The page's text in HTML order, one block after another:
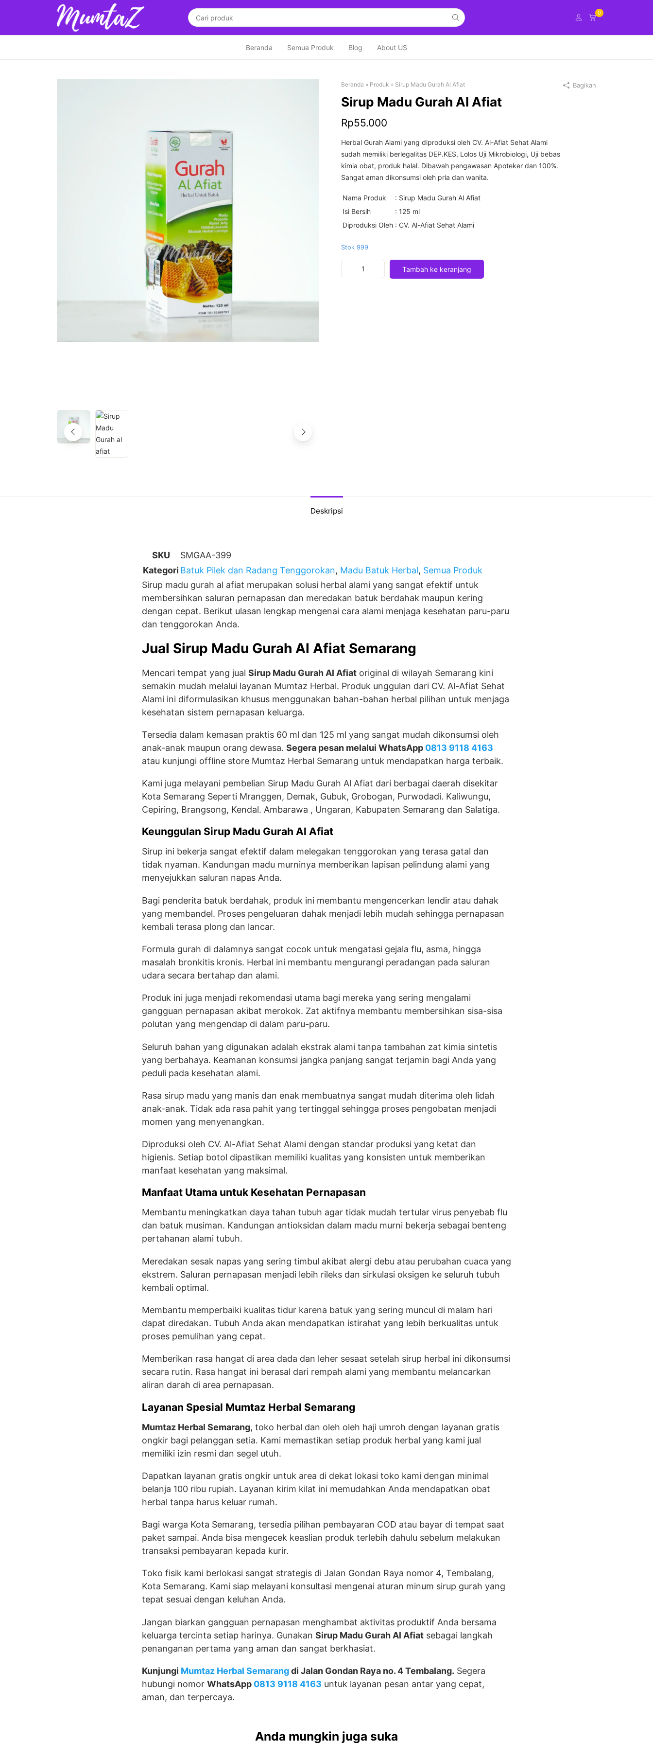
0
Beranda Semua Produk Blog About US
Beranda » Produk » Sirup Madu Gurah Al Afiat
Sirup Madu Gurah Al Afiat
Rp55.000
Herbal Gurah Alami yang diproduksi oleh CV. Al-Afiat Sehat Alami
sudah memiliki berlegalitas DEP.KES, Lolos Uji Mikrobiologi, Uji bebas
kimia obat, produk halal. Dibawah pengawasan Apoteker dan 100%.
Sangat aman dikonsumsi oleh pria dan wanita.
Nama Produk
: Sirup Madu Gurah Al Afiat
Isi Bersih
: 125 ml
Diproduksi Oleh : CV. Al-Afiat Sehat Alami
Stok 999
Kuantitas
Sirup
Tambah ke keranjang
Bagikan
Deskripsi
SKU
SMGAA-399
Kategori Batuk Pilek dan Radang Tenggorokan, Madu Batuk Herbal, Semua Produk
Sirup madu gurah al afiat merupakan solusi herbal alami yang sangat efektif untuk
membersihkan saluran pernapasan dan meredakan batuk berdahak maupun kering
dengan cepat. Berikut ulasan lengkap mengenai cara alami menjaga kesehatan paru-paru
dan tenggorokan Anda.
Jual Sirup Madu Gurah Al Afiat Semarang
Mencari tempat yang jual Sirup Madu Gurah Al Afiat original di wilayah Semarang kini
semakin mudah melalui layanan Mumtaz Herbal. Produk unggulan dari CV. Al-Afiat Sehat
Alami ini diformulasikan khusus menggunakan bahan-bahan herbal pilihan untuk menjaga
kesehatan sistem pernapasan keluarga.
Tersedia dalam kemasan praktis 60 ml dan 125 ml yang sangat mudah dikonsumsi oleh
anak-anak maupun orang dewasa. Segera pesan melalui WhatsApp 0813 9118 4163
atau kunjungi offline store Mumtaz Herbal Semarang untuk mendapatkan harga terbaik.
Kami juga melayani pembelian Sirup Madu Gurah Al Afiat dari berbagai daerah disekitar
Kota Semarang Seperti Mranggen, Demak, Gubuk, Grobogan, Purwodadi. Kaliwungu,
Cepiring, Brangsong, Kendal. Ambarawa , Ungaran, Kabupaten Semarang dan Salatiga.
Keunggulan Sirup Madu Gurah Al Afiat
Sirup ini bekerja sangat efektif dalam melegakan tenggorokan yang terasa gatal dan
tidak nyaman. Kandungan madu murninya memberikan lapisan pelindung alami yang
menyejukkan saluran napas Anda.
Bagi penderita batuk berdahak, produk ini membantu mengencerkan lendir atau dahak
yang membandel. Proses pengeluaran dahak menjadi lebih mudah sehingga pernapasan
kembali terasa plong dan lancar.
Formula gurah di dalamnya sangat cocok untuk mengatasi gejala flu, asma, hingga
masalah bronkitis kronis. Herbal ini membantu mengurangi peradangan pada saluran
udara secara bertahap dan alami.
Produk ini juga menjadi rekomendasi utama bagi mereka yang sering mengalami
gangguan pernapasan akibat merokok. Zat aktifnya membantu membersihkan sisa-sisa
polutan yang mengendap di dalam paru-paru.
Seluruh bahan yang digunakan adalah ekstrak alami tanpa tambahan zat kimia sintetis
yang berbahaya. Keamanan konsumsi jangka panjang sangat terjamin bagi Anda yang
peduli pada kesehatan alami.
Rasa sirup madu yang manis dan enak membuatnya sangat mudah diterima oleh lidah
anak-anak. Tidak ada rasa pahit yang tertinggal sehingga proses pengobatan menjadi
momen yang menyenangkan.
Diproduksi oleh CV. Al-Afiat Sehat Alami dengan standar produksi yang ketat dan
higienis. Setiap botol dipastikan memiliki kualitas yang konsisten untuk memberikan
manfaat kesehatan yang maksimal.
Manfaat Utama untuk Kesehatan Pernapasan
Membantu meningkatkan daya tahan tubuh agar tidak mudah tertular virus penyebab flu
dan batuk musiman. Kandungan antioksidan dalam madu murni bekerja sebagai benteng
pertahanan alami tubuh.
Meredakan sesak napas yang sering timbul akibat alergi debu atau perubahan cuaca yang
ekstrem. Saluran pernapasan menjadi lebih rileks dan sirkulasi oksigen ke seluruh tubuh
kembali optimal.
Membantu memperbaiki kualitas tidur karena batuk yang sering muncul di malam hari
dapat diredakan. Tubuh Anda akan mendapatkan istirahat yang lebih berkualitas untuk
proses pemulihan yang cepat.
Memberikan rasa hangat di area dada dan leher sesaat setelah sirup herbal ini dikonsumsi
secara rutin. Rasa hangat ini berasal dari rempah alami yang membantu melancarkan
aliran darah di area pernapasan.
Layanan Spesial Mumtaz Herbal Semarang
Mumtaz Herbal Semarang, toko herbal dan oleh oleh haji umroh dengan layanan gratis
ongkir bagi pelanggan setia. Kami memastikan setiap produk herbal yang kami jual
memiliki izin resmi dan segel utuh.
Dapatkan layanan gratis ongkir untuk area di dekat lokasi toko kami dengan minimal
belanja 100 ribu rupiah. Layanan kirim kilat ini memudahkan Anda mendapatkan obat
herbal tanpa harus keluar rumah.
Bagi warga Kota Semarang, tersedia pilihan pembayaran COD atau bayar di tempat saat
paket sampai. Anda bisa mengecek keaslian produk terlebih dahulu sebelum melakukan
transaksi pembayaran kepada kurir.
Toko fisik kami berlokasi sangat strategis di Jalan Gondan Raya nomor 4, Tembalang,
Kota Semarang. Kami siap melayani konsultasi mengenai aturan minum sirup gurah yang
tepat sesuai dengan keluhan Anda.
Jangan biarkan gangguan pernapasan menghambat aktivitas produktif Anda bersama
keluarga tercinta setiap harinya. Gunakan Sirup Madu Gurah Al Afiat sebagai langkah
penanganan pertama yang aman dan sangat berkhasiat.
Kunjungi Mumtaz Herbal Semarangdi Jalan Gondan Raya no. 4 Tembalang. Segera
hubungi nomor WhatsApp 0813 9118 4163 untuk layanan pesan antar yang cepat,
aman, dan terpercaya.
Anda mungkin juga suka